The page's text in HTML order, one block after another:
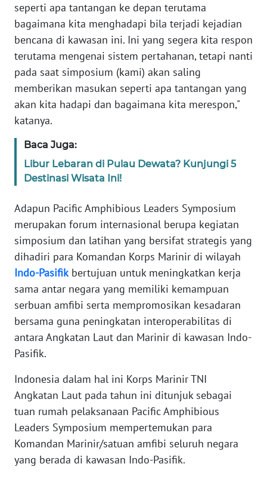
seperti apa tantangan ke depan terutama
bagaimana kita menghadapi bila terjadi kejadian
bencana di kawasan ini. Ini yang segera kita respon
terutama mengenai sistem pertahanan, tetapi nanti
pada saat simposium (kami) akan saling
memberikan masukan seperti apa tantangan yang
akan kita hadapi dan bagaimana kita merespon,"
katanya.
Baca Juga:
Libur Lebaran di Pulau Dewata? Kunjungi 5
Destinasi Wisata Ini!
Adapun Pacific Amphibious Leaders Symposium
merupakan forum internasional berupa kegiatan
simposium dan latihan yang bersifat strategis yang
dihadiri para Komandan Korps Marinir di wilayah
Indo-Pasifikbertujuan untuk meningkatkan kerja
sama antar negara yang memiliki kemampuan
serbuan amfibi serta mempromosikan kesadaran
bersama guna peningkatan interoperabilitas di
antara Angkatan Laut dan Marinir di kawasan Indo-
Pasifik.
Indonesia dalam hal ini Korps Marinir TNI
Angkatan Laut pada tahun ini ditunjuk sebagai
tuan rumah pelaksanaan Pacific Amphibious
Leaders Symposium mempertemukan para
Komandan Marinir/satuan amfibi seluruh negara
yang berada di kawasan Indo-Pasifik.
WN
SERAMBI
JAMBI
WN
SULTRA
NTB
SULTENG
WN
SULBAR
WN
BABEL
SUMBAR
WN
BENGKULU
WN